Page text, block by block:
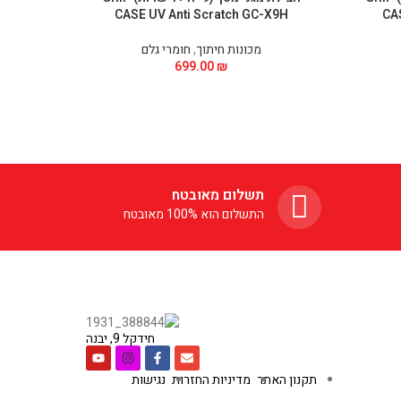
CASE UV Anti Scratch GC-X9H
מכונות חיתוך,חומרי גלם
699.00₪
תשלום מאובטח
התשלום הוא 100% מאובטח
חידקל 9, יבנה
תקנון האתר מדיניות החזרות נגישות